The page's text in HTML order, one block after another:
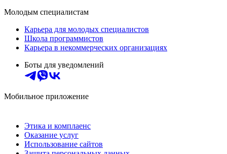
Молодым специалистам
Карьера для молодых специалистов
Школа программистов
Карьера в некоммерческих организациях
Боты для уведомлений
Мобильное приложение
Этика и комплаенс
Оказание услуг
Использование сайтов